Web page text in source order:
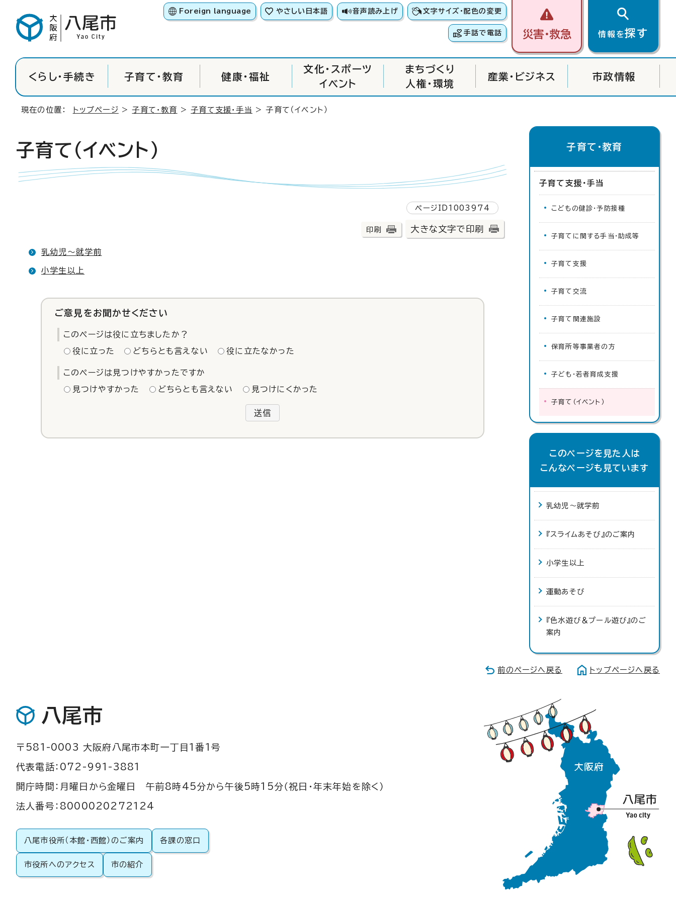
Foreign language やさしい日本語 音声読み上げ 文字サイズ・配色の変更
手話で電話 災害・救急 情報を探す
くらし・手続き 子育て・教育 健康・福祉
文化・スポーツ
イベント
まちづくり
人権・環境
産業・ビジネス 市政情報
現在の位置： トップページ >子育て・教育 >子育て支援・手当 > 子育て（イベント）
子育て（イベント）
ページID1003974
印刷 大きな文字で印刷
乳幼児～就学前
小学生以上
ご意見をお聞かせください
このページは役に立ちましたか？
役に立った どちらとも言えない 役に立たなかった
このページは見つけやすかったですか
見つけやすかった どちらとも言えない 見つけにくかった
送信
子育て・教育
子育て支援・手当
こどもの健診・予防接種
子育てに関する手当・助成等
子育て支援
子育て交流
子育て関連施設
保育所等事業者の方
子ども・若者育成支援
子育て（イベント）
このページを見た人は
こんなページも見ています
乳幼児～就学前
『スライムあそび』のご案内
小学生以上
運動あそび
『色水遊び＆プール遊び』のご
案内
前のページへ戻る トップページへ戻る
八尾市
〒581-0003 大阪府八尾市本町一丁目1番1号
代表電話：072-991-3881
開庁時間：月曜日から金曜日 午前8時45分から午後5時15分（祝日・年末年始を除く）
法人番号：8000020272124
八尾市役所（本館・西館）のご案内 各課の窓口
市役所へのアクセス 市の紹介